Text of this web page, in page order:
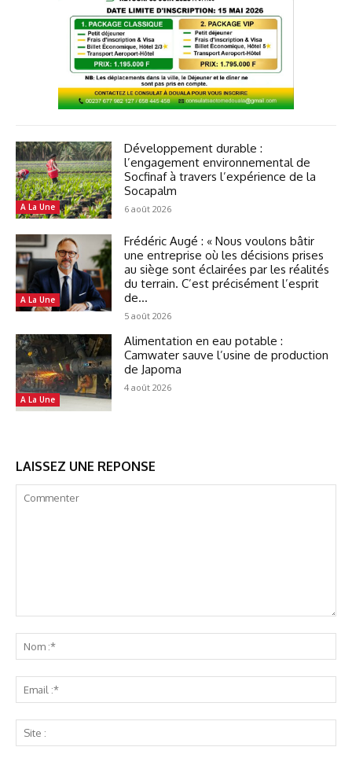
A La Une
Développement durable :
l’engagement environnemental de
Socfinaf à travers l’expérience de la
Socapalm
6 août 2026
A La Une
Frédéric Augé : « Nous voulons bâtir
une entreprise où les décisions prises
au siège sont éclairées par les réalités
du terrain. C’est précisément l’esprit
de...
5 août 2026
A La Une
Alimentation en eau potable :
Camwater sauve l’usine de production
de Japoma
4 août 2026
LAISSEZ UNE REPONSE
:*
:*
: